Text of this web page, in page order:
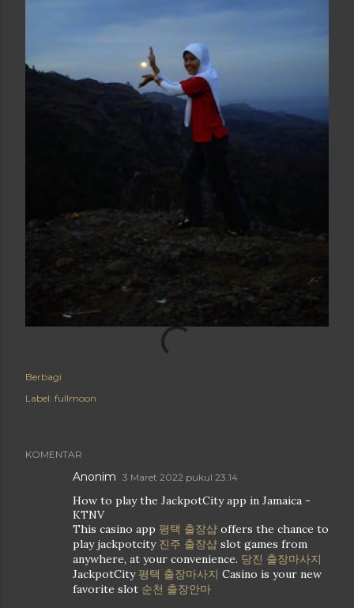
Berbagi
Label: fullmoon
KOMENTAR
Anonim 3 Maret 2022 pukul 23.14
How to play the JackpotCity app in Jamaica -
KTNV
This casino app 평택 출장샵 offers the chance to
play jackpotcity 진주 출장샵 slot games from
anywhere, at your convenience. 당진 출장마사지
JackpotCity평택 출장마사지 Casino is your new
favorite slot 순천 출장안마